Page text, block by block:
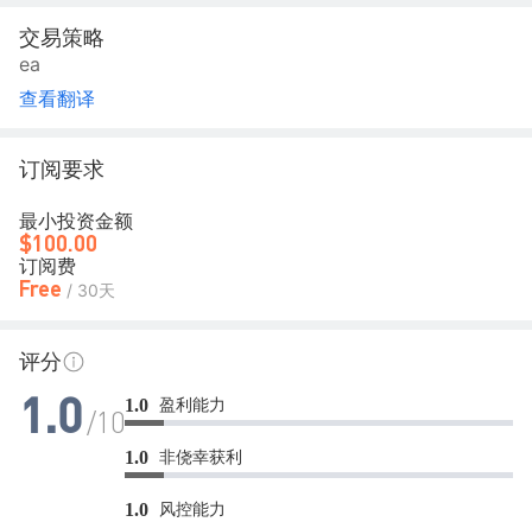
交易策略
ea
查看翻译
订阅要求
最小投资金额
$100.00
订阅费
Free / 30天
评分
1.0/101.0 盈利能力
1.0 非侥幸获利
1.0 风控能力